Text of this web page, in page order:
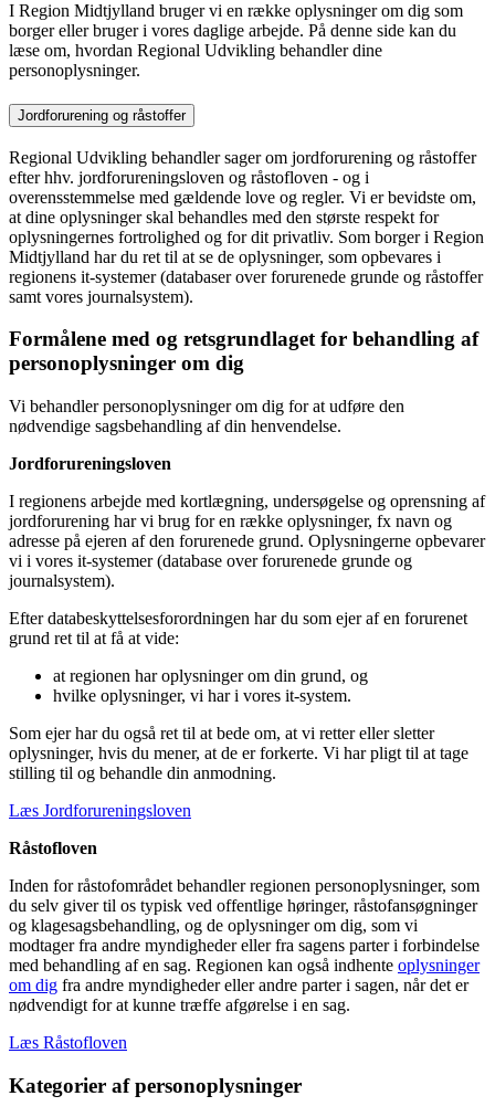
I Region Midtjylland bruger vi en række oplysninger om dig som
borger eller bruger i vores daglige arbejde. På denne side kan du
læse om, hvordan Regional Udvikling behandler dine
personoplysninger.
Jordforurening og råstoffer
Regional Udvikling behandler sager om jordforurening og råstoffer
efter hhv. jordforureningsloven og råstofloven - og i
overensstemmelse med gældende love og regler. Vi er bevidste om,
at dine oplysninger skal behandles med den største respekt for
oplysningernes fortrolighed og for dit privatliv. Som borger i Region
Midtjylland har du ret til at se de oplysninger, som opbevares i
regionens it-systemer (databaser over forurenede grunde og råstoffer
samt vores journalsystem).
Formålene med og retsgrundlaget for behandling af
personoplysninger om dig
Vi behandler personoplysninger om dig for at udføre den
nødvendige sagsbehandling af din henvendelse.
Jordforureningsloven
I regionens arbejde med kortlægning, undersøgelse og oprensning af
jordforurening har vi brug for en række oplysninger, fx navn og
adresse på ejeren af den forurenede grund. Oplysningerne opbevarer
vi i vores it-systemer (database over forurenede grunde og
journalsystem).
Efter databeskyttelsesforordningen har du som ejer af en forurenet
grund ret til at få at vide:
at regionen har oplysninger om din grund, og
hvilke oplysninger, vi har i vores it-system.
Som ejer har du også ret til at bede om, at vi retter eller sletter
oplysninger, hvis du mener, at de er forkerte. Vi har pligt til at tage
stilling til og behandle din anmodning.
Læs Jordforureningsloven
Råstofloven
Inden for råstofområdet behandler regionen personoplysninger, som
du selv giver til os typisk ved offentlige høringer, råstofansøgninger
og klagesagsbehandling, og de oplysninger om dig, som vi
modtager fra andre myndigheder eller fra sagens parter i forbindelse
med behandling af en sag. Regionen kan også indhente oplysninger
om dig fra andre myndigheder eller andre parter i sagen, når det er
nødvendigt for at kunne træffe afgørelse i en sag.
Læs Råstofloven
Kategorier af personoplysninger